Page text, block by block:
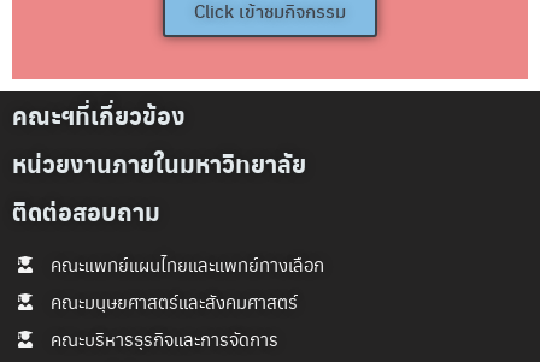
Click เข้าชมกิจกรรม
คณะฯที่เกี่ยวข้อง
หน่วยงานภายในมหาวิทยาลัย
ติดต่อสอบถาม
คณะแพทย์แผนไทยและแพทย์ทางเลือก
คณะมนุษยศาสตร์และสังคมศาสตร์
คณะบริหารธุรกิจและการจัดการ